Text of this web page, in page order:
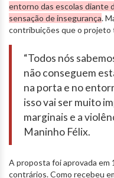
entorno das escolas diante
sensação de insegurança.
contribuições que o projeto
“Todos nós
não conseguem
na porta e no
isso vai ser muito
marginais e a
Maninho Félix.
A proposta foi aprovada em
contrários. Como recebeu